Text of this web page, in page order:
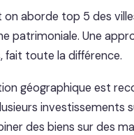
on aborde top 5 des
patrimoniale. Une
fait toute la différence.
géographique est
investissements
des biens sur des